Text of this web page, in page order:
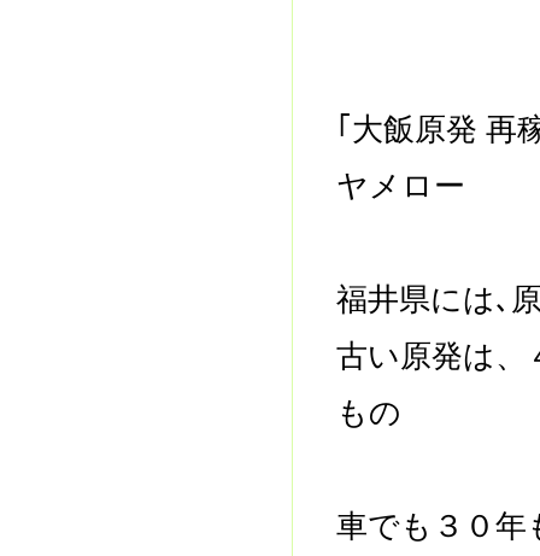
｢大飯原発
ヤメロー
福井県には､
古い原発は
もの
車でも３０年